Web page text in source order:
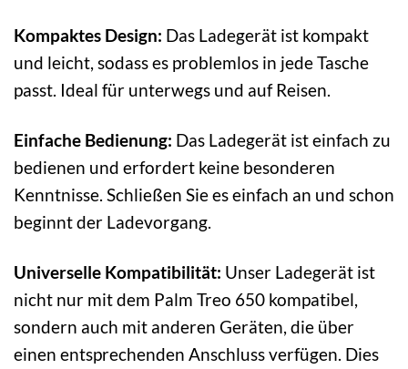
Kompaktes Design: Das Ladegerät ist kompakt
und leicht, sodass es problemlos in jede Tasche
passt. Ideal für unterwegs und auf Reisen.
Einfache Bedienung: Das Ladegerät ist einfach zu
bedienen und erfordert keine besonderen
Kenntnisse. Schließen Sie es einfach an und schon
beginnt der Ladevorgang.
Universelle Kompatibilität: Unser Ladegerät ist
nicht nur mit dem Palm Treo 650 kompatibel,
sondern auch mit anderen Geräten, die über
einen entsprechenden Anschluss verfügen. Dies